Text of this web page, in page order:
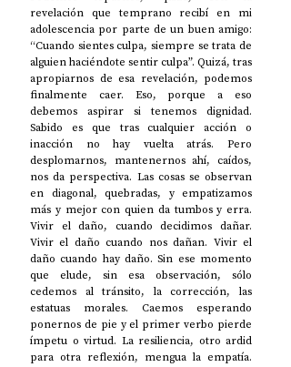
revelación que temprano recibí en mi
adolescencia por parte de un buen amigo:
“Cuando sientes culpa, siempre se trata de
alguien haciéndote sentir culpa”. Quizá, tras
apropiarnos de esa revelación, podemos
finalmente caer. Eso, porque a eso
debemos aspirar si tenemos dignidad.
Sabido es que tras cualquier acción o
inacción no hay vuelta atrás. Pero
desplomarnos, mantenernos ahí, caídos,
nos da perspectiva. Las cosas se observan
en diagonal, quebradas, y empatizamos
más y mejor con quien da tumbos y erra.
Vivir el daño, cuando decidimos dañar.
Vivir el daño cuando nos dañan. Vivir el
daño cuando hay daño. Sin ese momento
que elude, sin esa observación, sólo
cedemos al tránsito, la corrección, las
estatuas morales. Caemos esperando
ponernos de pie y el primer verbo pierde
ímpetu o virtud. La resiliencia, otro ardid
para otra reflexión, mengua la empatía.